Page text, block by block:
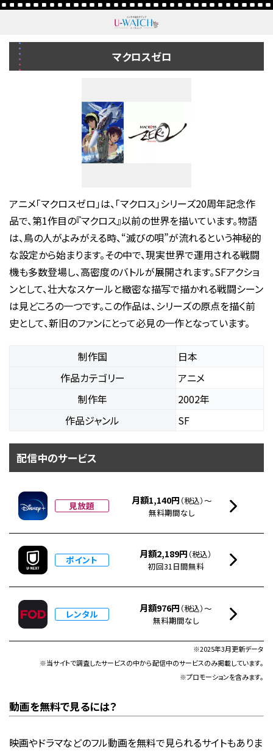
マクロスゼロ
アニメ「マクロスゼロ」は、「マクロス」シリーズ20周年記念作
品で、第1作目の『マクロス』以前の世界を描いています。物語
は、鳥の人がよみがえる時、“滅びの唄”が流れるという神秘的
な設定から始まります。その中で、現実世界で運用される戦闘
機も多数登場し、高密度のバトルが展開されます。SFアクショ
ンとして、壮大なスケールと緻密な描写で描かれる戦闘シーン
は見どころの一つです。この作品は、シリーズの原点を描く前
史として、新旧のファンにとって必見の一作となっています。
制作国
日本
作品カテゴリー
アニメ
制作年
2002年
作品ジャンル
SF
配信中のサービス
見放題 月額1,140円 （税込）～
無料期間なし
ポイント 月額2,189円 （税込）
初回31日間無料
レンタル 月額976円 （税込）～
無料期間なし
※2025年3月更新データ
※当サイトで調査したサービスの中から配信中のサービスのみ掲載しています。
※プロモーションを含みます。
動画を無料で見るには？
映画やドラマなどのフル動画を無料で見られるサイトもありま